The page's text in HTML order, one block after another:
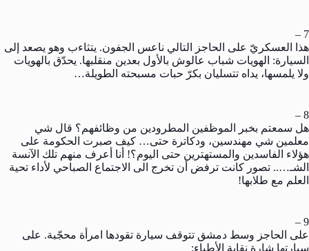
7 –
هذا العسكريّ على الحاجز التالي ناعس الجفون. يتثاءب وهو يصعد إلى
السيارة: الهويات شباب عالوش بالأول بعدين منقلبها. يحدّق بالهويات
ولا يلمسها، يداه تتسليان بكرّ حبات مسبحته الطويلة…
8 –
هل سمعتم بخبر الموظفين المطرودين من وظائفهم؟ قال شي
معلمين شي مهندسين، ودكاترة حتى… كيف صبرت الحكومة على
هؤلاء الفاسدين والمستهترين حتى اليوم؟! أنا أعرف منهم تلك الآنسة
الشـ….. تصور كانت ترفض أن تخرج الى الاجتماع الصباحي لأداء تحية
العلم مع طلابها!
9 –
على الحاجز وسط دمشق تتوقف سيارة تقودها امرأة محجّبة. على
سيارتها شارة نقابة الأطباء: